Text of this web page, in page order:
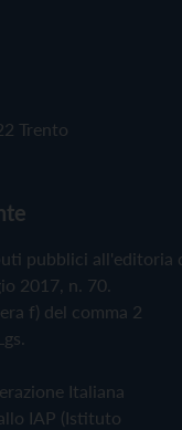
Trento
pubblici all'editoria
2017, n. 70.
f) del comma 2
Italiana
IAP (Istituto